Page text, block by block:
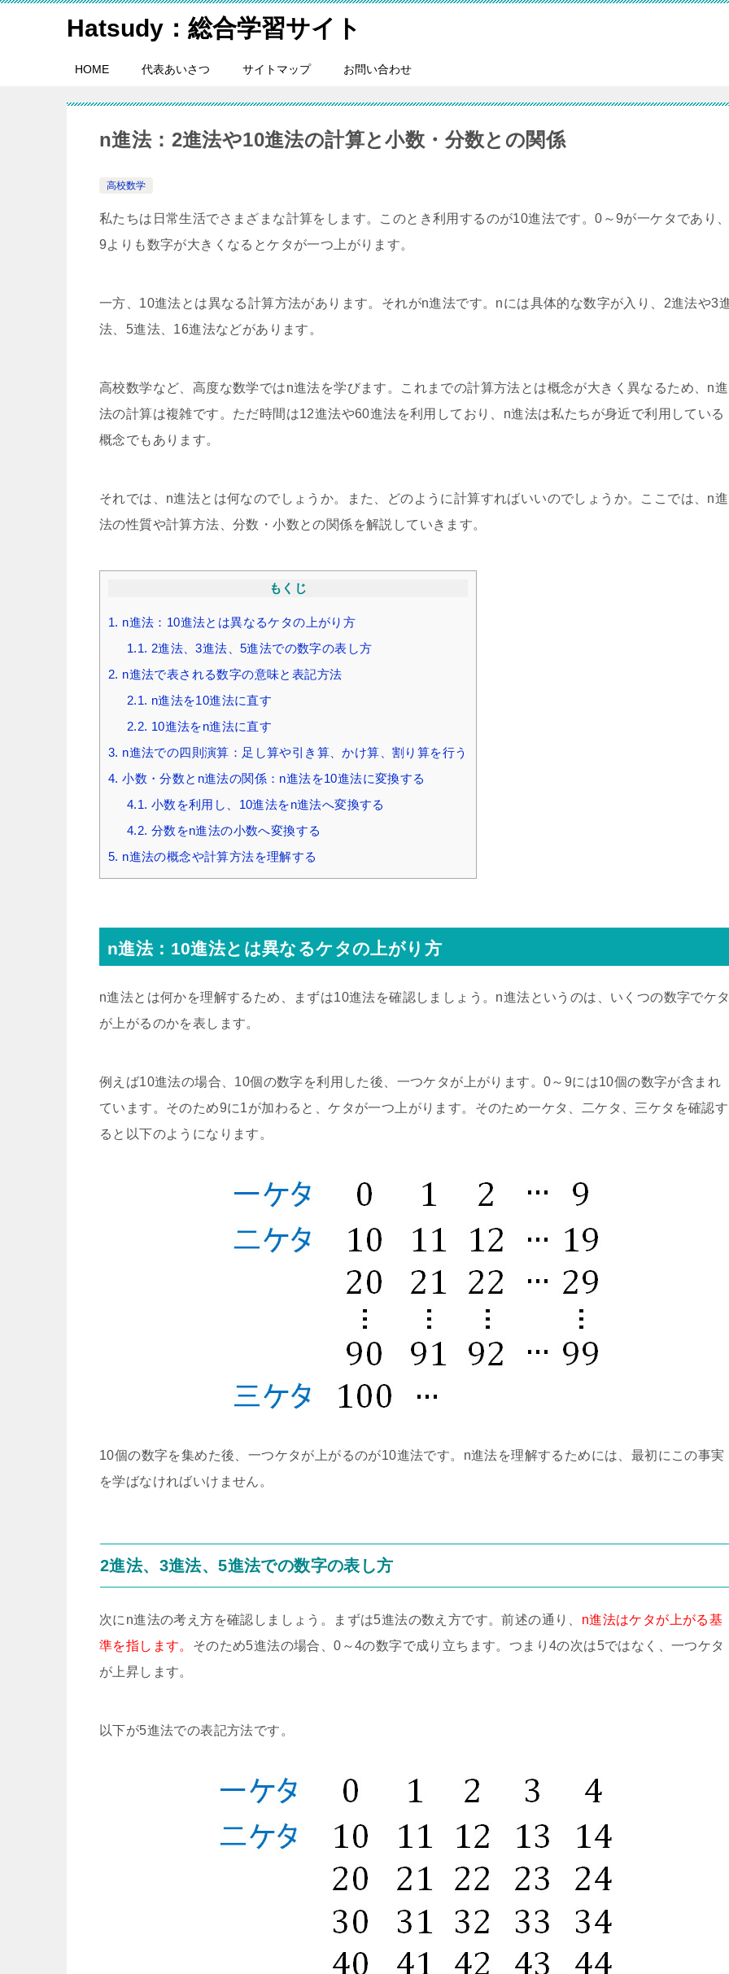
Hatsudy：総合学習サイト
HOME 代表あいさつ サイトマップ お問い合わせ
n進法：2進法や10進法の計算と小数・分数との関係
高校数学
私たちは日常生活でさまざまな計算をします。このとき利用するのが10進法です。0～9が一ケタであり
9よりも数字が大きくなるとケタが一つ上がります。
一方、10進法とは異なる計算方法があります。それがn進法です。nには具体的な数字が入り、2進法や3
法、5進法、16進法などがあります。
高校数学など、高度な数学ではn進法を学びます。これまでの計算方法とは概念が大きく異なるため、n進
法の計算は複雑です。ただ時間は12進法や60進法を利用しており、n進法は私たちが身近で利用している
概念でもあります。
それでは、n進法とは何なのでしょうか。また、どのように計算すればいいのでしょうか。ここでは、n進
法の性質や計算方法、分数・小数との関係を解説していきます。
もくじ
1. n進法：10進法とは異なるケタの上がり方
1.1. 2進法、3進法、5進法での数字の表し方
2. n進法で表される数字の意味と表記方法
2.1. n進法を10進法に直す
2.2. 10進法をn進法に直す
3. n進法での四則演算：足し算や引き算、かけ算、割り算を行う
4. 小数・分数とn進法の関係：n進法を10進法に変換する
4.1. 小数を利用し、10進法をn進法へ変換する
4.2. 分数をn進法の小数へ変換する
5. n進法の概念や計算方法を理解する
n進法：10進法とは異なるケタの上がり方
n進法とは何かを理解するため、まずは10進法を確認しましょう。n進法というのは、いくつの数字でケ
が上がるのかを表します。
例えば10進法の場合、10個の数字を利用した後、一つケタが上がります。0～9には10個の数字が含まれ
ています。そのため9に1が加わると、ケタが一つ上がります。そのため一ケタ、二ケタ、三ケタを確認す
ると以下のようになります。
10個の数字を集めた後、一つケタが上がるのが10進法です。n進法を理解するためには、最初にこの事実
を学ばなければいけません。
2進法、3進法、5進法での数字の表し方
次にn進法の考え方を確認しましょう。まずは5進法の数え方です。前述の通り、 n進法はケタが上がる基
準を指します。 そのため5進法の場合、0～4の数字で成り立ちます。つまり4の次は5ではなく、一つケタ
が上昇します。
以下が5進法での表記方法です。